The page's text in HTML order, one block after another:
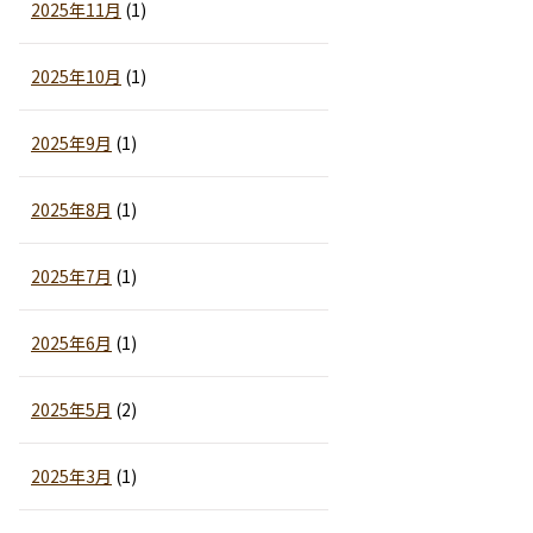
2025年11月 (1)
2025年10月 (1)
2025年9月 (1)
2025年8月 (1)
2025年7月 (1)
2025年6月 (1)
2025年5月 (2)
2025年3月 (1)